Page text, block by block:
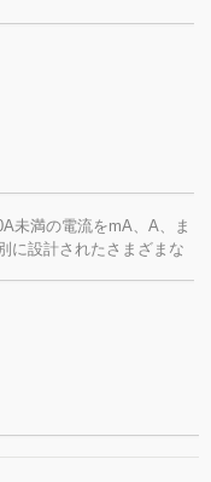
未満の電流をmA、A、ま
に設計されたさまざまな